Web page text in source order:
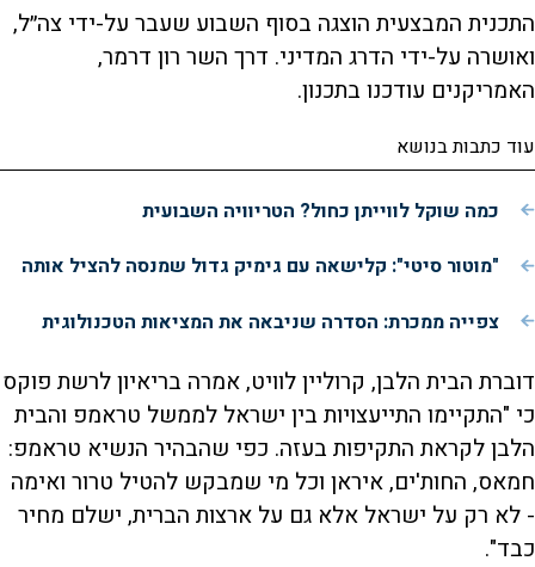
התכנית המבצעית הוצגה בסוף השבוע שעבר על-ידי צה״ל,
ואושרה על-ידי הדרג המדיני. דרך השר רון דרמר,
האמריקנים עודכנו בתכנון.
עוד כתבות בנושא
כמה שוקל לווייתן כחול? הטריוויה השבועית
"מוטור סיטי": קלישאה עם גימיק גדול שמנסה להציל אותה
צפייה ממכרת: הסדרה שניבאה את המציאות הטכנולוגית
דוברת הבית הלבן, קרוליין לוויט, אמרה בריאיון לרשת פוקס
כי "התקיימו התייעצויות בין ישראל לממשל טראמפ והבית
הלבן לקראת התקיפות בעזה. כפי שהבהיר הנשיא טראמפ:
חמאס, החות'ים, איראן וכל מי שמבקש להטיל טרור ואימה
- לא רק על ישראל אלא גם על ארצות הברית, ישלם מחיר
כבד".